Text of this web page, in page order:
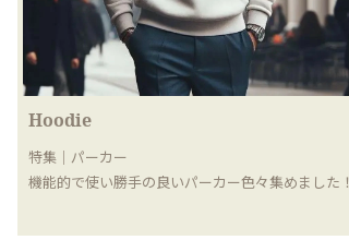
Hoodie
特集｜パーカー
機能的で使い勝手の良いパーカー色々集めました！